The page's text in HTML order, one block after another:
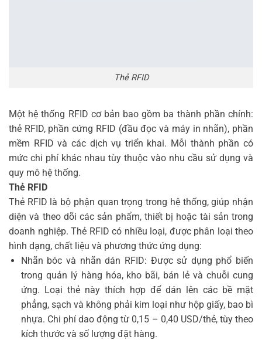
Thẻ RFID
Một hệ thống RFID cơ bản bao gồm ba thành phần chính:
thẻ RFID, phần cứng RFID (đầu đọc và máy in nhãn), phần
mềm RFID và các dịch vụ triển khai. Mỗi thành phần có
mức chi phí khác nhau tùy thuộc vào nhu cầu sử dụng và
quy mô hệ thống.
Thẻ RFID
Thẻ RFID là bộ phận quan trọng trong hệ thống, giúp nhận
diện và theo dõi các sản phẩm, thiết bị hoặc tài sản trong
doanh nghiệp. Thẻ RFID có nhiều loại, được phân loại theo
hình dạng, chất liệu và phương thức ứng dụng:
Nhãn bóc và nhãn dán RFID: Được sử dụng phổ biến
trong quản lý hàng hóa, kho bãi, bán lẻ và chuỗi cung
ứng. Loại thẻ này thích hợp để dán lên các bề mặt
phẳng, sạch và không phải kim loại như hộp giấy, bao bì
nhựa. Chi phí dao động từ 0,15 – 0,40 USD/thẻ, tùy theo
kích thước và số lượng đặt hàng.